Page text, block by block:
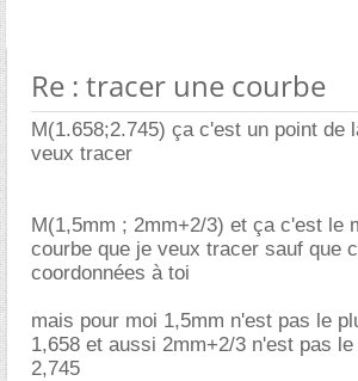
Re : tracer une courbe
M(1.658;2.745) ça c'est un point de
veux tracer
M(1,5mm ; 2mm+2/3) et ça c'est le
courbe que je veux tracer sauf que
coordonnées à toi
mais pour moi 1,5mm n'est pas le
1,658 et aussi 2mm+2/3 n'est pas
2,745